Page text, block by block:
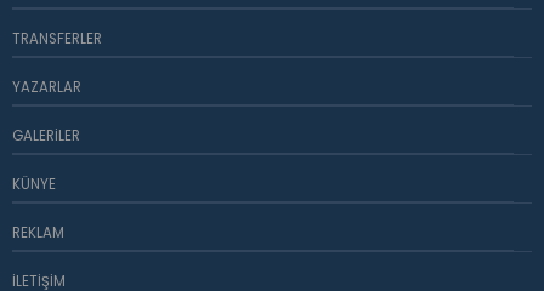
TRANSFERLER
YAZARLAR
GALERILER
KÜNYE
REKLAM
İLETIŞIM